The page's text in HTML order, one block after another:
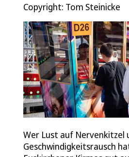
Copyright: Tom Steinicke
Wer Lust auf Nervenkitzel
Geschwindigkeitsrausch